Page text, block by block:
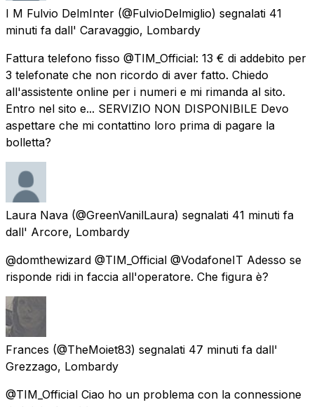
I M Fulvio DelmInter (@FulvioDelmiglio) segnalati 41
minuti fa dall' Caravaggio, Lombardy
Fattura telefono fisso @TIM_Official: 13 € di addebito per
3 telefonate che non ricordo di aver fatto. Chiedo
all'assistente online per i numeri e mi rimanda al sito.
Entro nel sito e... SERVIZIO NON DISPONIBILE Devo
aspettare che mi contattino loro prima di pagare la
bolletta?
Laura Nava (@GreenVanilLaura) segnalati 41 minuti fa
dall' Arcore, Lombardy
@domthewizard @TIM_Official @VodafoneIT Adesso se
risponde ridi in faccia all'operatore. Che figura è?
Frances (@TheMoiet83) segnalati 47 minuti fa dall'
Grezzago, Lombardy
@TIM_Official Ciao ho un problema con la connessione